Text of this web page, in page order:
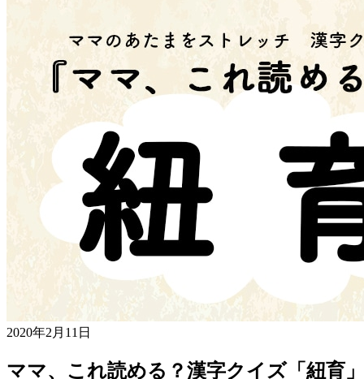
2020年2月11日
ママ、これ読める？漢字クイズ「紐育」